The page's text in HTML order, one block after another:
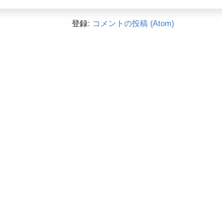
登録: コメントの投稿 (Atom)